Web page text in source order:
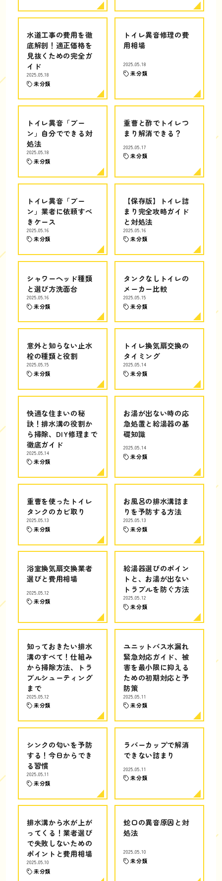
水道工事の費用を徹
底解剖！適正価格を
見抜くための完全ガ
イド
2025.05.18
未分類
トイレ異音修理の費
用相場
2025.05.18
未分類
トイレ異音「ブー
ン」自分でできる対
処法
2025.05.18
未分類
重曹と酢でトイレつ
まり解消できる？
2025.05.17
未分類
トイレ異音「ブー
ン」業者に依頼すべ
きケース
2025.05.16
未分類
【保存版】トイレ詰
まり完全攻略ガイド
と対処法
2025.05.16
未分類
シャワーヘッド種類
と選び方洗面台
2025.05.16
未分類
タンクなしトイレの
メーカー比較
2025.05.15
未分類
意外と知らない止水
栓の種類と役割
2025.05.15
未分類
トイレ換気扇交換の
タイミング
2025.05.14
未分類
快適な住まいの秘
訣！排水溝の役割か
ら掃除、DIY修理まで
徹底ガイド
2025.05.14
未分類
お湯が出ない時の応
急処置と給湯器の基
礎知識
2025.05.14
未分類
重曹を使ったトイレ
タンクのカビ取り
2025.05.13
未分類
お風呂の排水溝詰ま
りを予防する方法
2025.05.13
未分類
浴室換気扇交換業者
選びと費用相場
2025.05.12
未分類
給湯器選びのポイン
トと、お湯が出ない
トラブルを防ぐ方法
2025.05.12
未分類
知っておきたい排水
溝のすべて！仕組み
から掃除方法、トラ
ブルシューティング
まで
2025.05.12
未分類
ユニットバス水漏れ
緊急対応ガイド、被
害を最小限に抑える
ための初期対応と予
防策
2025.05.11
未分類
シンクの匂いを予防
する！今日からでき
る習慣
2025.05.11
未分類
ラバーカップで解消
できない詰まり
2025.05.11
未分類
排水溝から水が上が
ってくる！業者選び
で失敗しないための
ポイントと費用相場
2025.05.10
未分類
蛇口の異音原因と対
処法
2025.05.10
未分類